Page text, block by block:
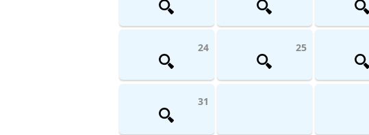
24 25
31